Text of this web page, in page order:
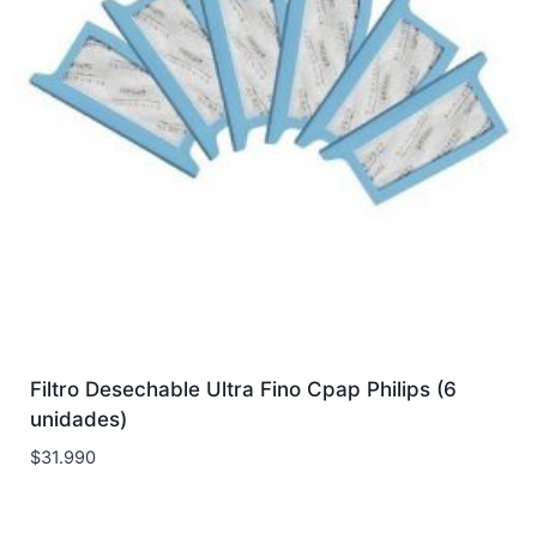
Filtro Desechable Ultra Fino Cpap Philips (6
unidades)
$31.990